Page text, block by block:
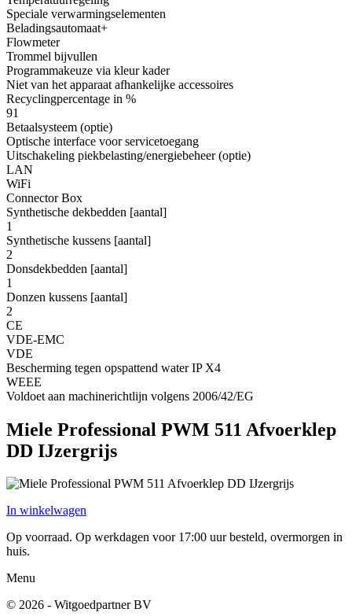
Speciale verwarmingselementen
Beladingsautomaat+
Flowmeter
Trommel bijvullen
Programmakeuze via kleur kader
Niet van het apparaat afhankelijke accessoires
Recyclingpercentage in %
91
Betaalsysteem (optie)
Optische interface voor servicetoegang
Uitschakeling piekbelasting/energiebeheer (optie)
LAN
WiFi
Connector Box
Synthetische dekbedden [aantal]
1
Synthetische kussens [aantal]
2
Donsdekbedden [aantal]
1
Donzen kussens [aantal]
2
CE
VDE-EMC
VDE
Bescherming tegen opspattend water IP X4
WEEE
Voldoet aan machinerichtlijn volgens 2006/42/EG
Miele Professional PWM 511 Afvoerklep
DD IJzergrijs
In winkelwagen
Op voorraad. Op werkdagen voor 17:00 uur besteld, overmorgen in
huis.
Menu
© 2026 - Witgoedpartner BV